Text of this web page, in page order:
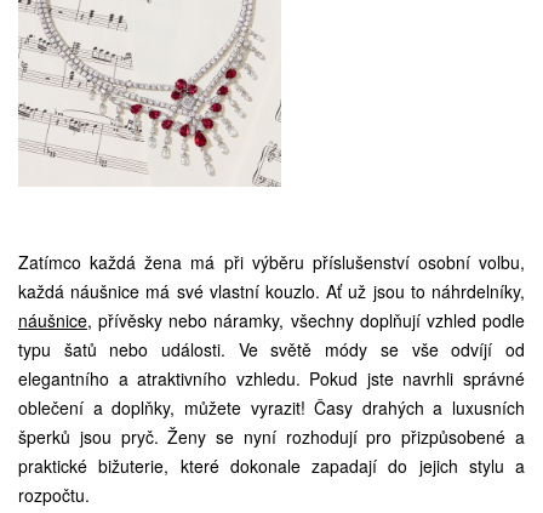
Zatímco každá žena má při výběru příslušenství osobní volbu,
každá náušnice má své vlastní kouzlo. Ať už jsou to náhrdelníky,
náušnice, přívěsky nebo náramky, všechny doplňují vzhled podle
typu šatů nebo události. Ve světě módy se vše odvíjí od
elegantního a atraktivního vzhledu. Pokud jste navrhli správné
oblečení a doplňky, můžete vyrazit! Časy drahých a luxusních
šperků jsou pryč. Ženy se nyní rozhodují pro přizpůsobené a
praktické bižuterie, které dokonale zapadají do jejich stylu a
rozpočtu.